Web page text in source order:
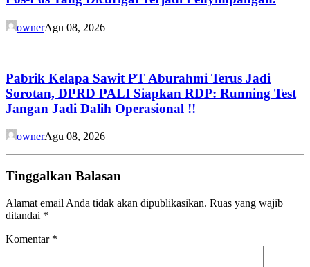
ownerAgu 08, 2026
Pabrik Kelapa Sawit PT Aburahmi Terus Jadi
Sorotan, DPRD PALI Siapkan RDP: Running Test
Jangan Jadi Dalih Operasional !!
ownerAgu 08, 2026
Tinggalkan Balasan
Alamat email Anda tidak akan dipublikasikan. Ruas yang wajib
ditandai *
Komentar *